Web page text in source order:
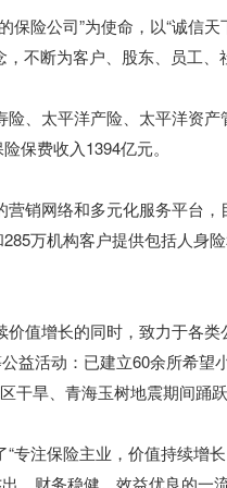
公司”为使命，以“诚信天
不断为客户、股东、员工
太平洋产险、太平洋资产
保费收入1394亿元。
网络和多元化服务平台，
万机构客户提供包括人身
增长的同时，致力于各类
益活动：已建立60余所希
干旱、青海玉树地震期间踊
注保险主业，价值持续增长
、财务稳健、效益优良的一